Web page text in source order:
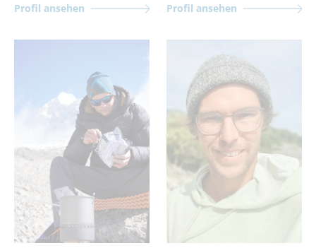
Profil ansehen Profil ansehen